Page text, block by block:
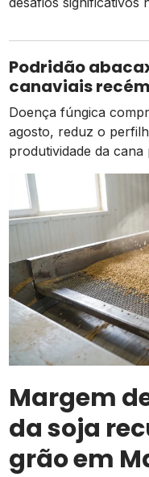
em relação ao
atividades estão
comparação à média
Podridão
canaviais
Doença fúngica
agosto, reduz o
produtividade da
prevenção começa
Margem
da soja
grão em